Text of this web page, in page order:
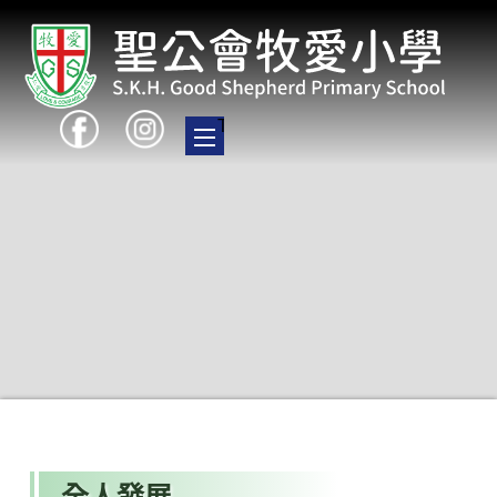
Toggle main menu visibility